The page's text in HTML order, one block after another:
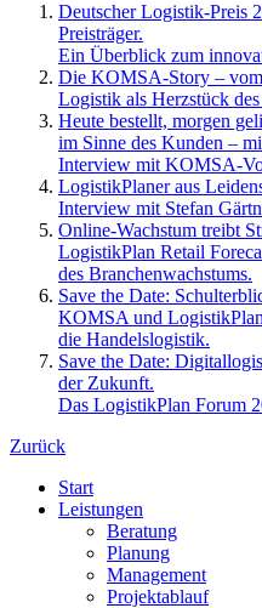
Deutscher Logistik-Preis
Preisträger.
Ein Überblick zum
Die KOMSA-Story –
Logistik als Herzstück
Heute bestellt, morgen
im Sinne des Kunden –
Interview mit KOMSA-
LogistikPlaner aus
Interview mit Stefan
Online-Wachstum treibt
LogistikPlan Retail
des Branchenwachstums.
Save the Date:
KOMSA und
die Handelslogistik.
Save the Date:
der Zukunft.
Das LogistikPlan Forum
Zurück
Start
Leistungen
Beratung
Planung
Management
Projektablauf